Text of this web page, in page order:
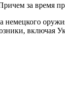
за
включая